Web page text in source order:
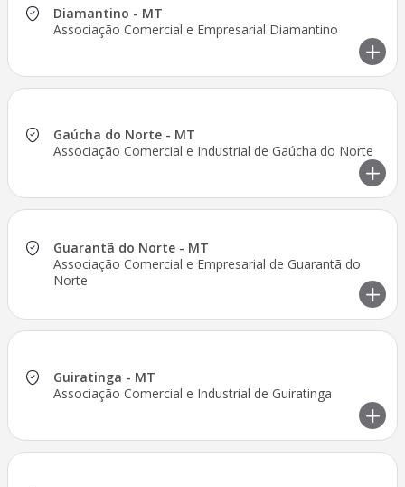
Diamantino - MT
Associação Comercial e Empresarial Diamantino
Gaúcha do Norte - MT
Associação Comercial e Industrial de Gaúcha do Norte
Guarantã do Norte - MT
Associação Comercial e Empresarial de Guarantã do
Norte
Guiratinga - MT
Associação Comercial e Industrial de Guiratinga